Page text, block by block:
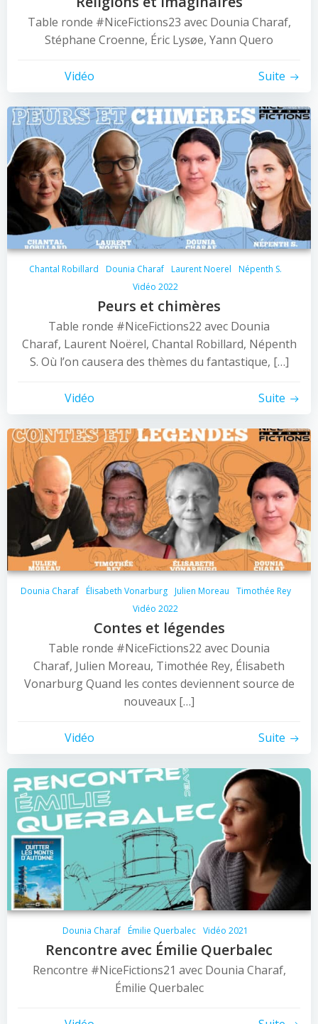
Table ronde #NiceFictions23 avec Dounia Charaf,
Stéphane Croenne, Éric Lysøe, Yann Quero
Vidéo Suite
Chantal Robillard Dounia Charaf Laurent Noerel
Népenth S.
Vidéo 2022
Peurs et chimères
Table ronde #NiceFictions22 avec Dounia
Charaf, Laurent Noërel, Chantal Robillard, Népenth
S. Où l’on causera des thèmes du fantastique, […]
Vidéo Suite
Dounia Charaf Élisabeth Vonarburg Julien Moreau
Timothée Rey
Vidéo 2022
Contes et légendes
Table ronde #NiceFictions22 avec Dounia
Charaf, Julien Moreau, Timothée Rey, Élisabeth
Vonarburg Quand les contes deviennent source de
nouveaux […]
Vidéo Suite
Dounia Charaf Émilie Querbalec Vidéo 2021
Rencontre avec Émilie Querbalec
Rencontre #NiceFictions21 avec Dounia Charaf,
Émilie Querbalec